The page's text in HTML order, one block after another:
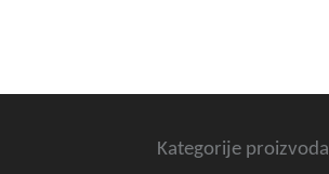
Kategorije proizvoda